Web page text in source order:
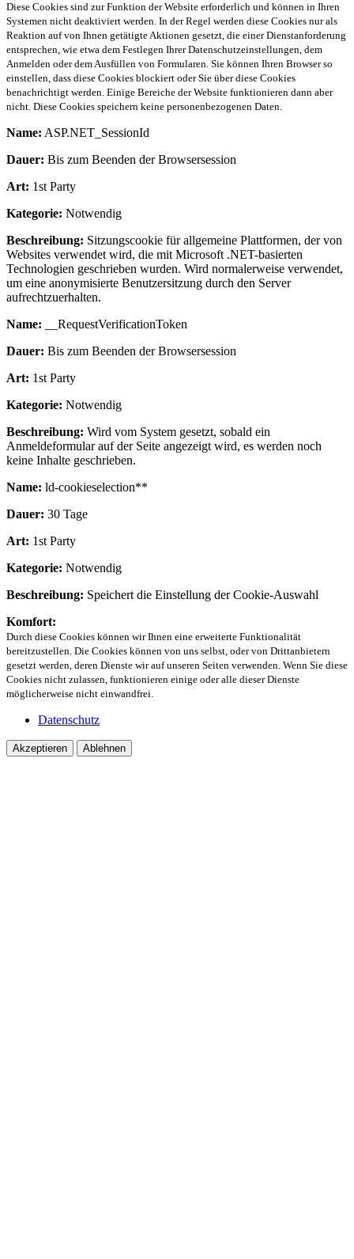
Diese Cookies sind zur Funktion der Website erforderlich und können in Ihren
Systemen nicht deaktiviert werden. In der Regel werden diese Cookies nur als
Reaktion auf von Ihnen getätigte Aktionen gesetzt, die einer Dienstanforderung
entsprechen, wie etwa dem Festlegen Ihrer Datenschutzeinstellungen, dem
Anmelden oder dem Ausfüllen von Formularen. Sie können Ihren Browser so
einstellen, dass diese Cookies blockiert oder Sie über diese Cookies
benachrichtigt werden. Einige Bereiche der Website funktionieren dann aber
nicht. Diese Cookies speichern keine personenbezogenen Daten.
Name: ASP.NET_SessionId
Dauer: Bis zum Beenden der Browsersession
Art: 1st Party
Kategorie: Notwendig
Beschreibung: Sitzungscookie für allgemeine Plattformen, der von
Websites verwendet wird, die mit Microsoft .NET-basierten
Technologien geschrieben wurden. Wird normalerweise verwendet,
um eine anonymisierte Benutzersitzung durch den Server
aufrechtzuerhalten.
Name: __RequestVerificationToken
Dauer: Bis zum Beenden der Browsersession
Art: 1st Party
Kategorie: Notwendig
Beschreibung: Wird vom System gesetzt, sobald ein
Anmeldeformular auf der Seite angezeigt wird, es werden noch
keine Inhalte geschrieben.
Name: ld-cookieselection**
Dauer: 30 Tage
Art: 1st Party
Kategorie: Notwendig
Beschreibung: Speichert die Einstellung der Cookie-Auswahl
Komfort:
Durch diese Cookies können wir Ihnen eine erweiterte Funktionalität
bereitzustellen. Die Cookies können von uns selbst, oder von Drittanbietern
gesetzt werden, deren Dienste wir auf unseren Seiten verwenden. Wenn Sie diese
Cookies nicht zulassen, funktionieren einige oder alle dieser Dienste
möglicherweise nicht einwandfrei.
Datenschutz
Akzeptieren Ablehnen